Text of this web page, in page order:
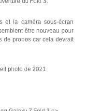
et la caméra sous-écran
être nouveau pour
de propos car cela devrait
photo de 2021